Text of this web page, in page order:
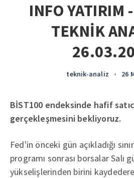
INFO YATIRIM
TEKNİK
teknik-analiz • 26
BİST100 endeksinde hafif
gerçekleşmesini bekliyoruz.
Fed'in önceki gün açıkladığı
programı sonrası borsalar Salı
yükselişlerinden birini